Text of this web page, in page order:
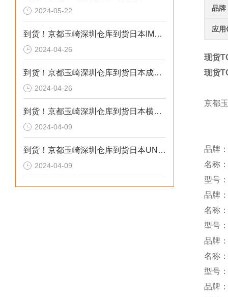
2024-05-22
到货！京都玉崎深圳仓库到货日本IMADA 推拉力计 DST-20N
2024-04-26
到货！京都玉崎深圳仓库到货日本成茂锻针仪MF2
2024-04-26
到货！京都玉崎深圳仓库到货日本横河 电导率仪传感器 SC8SG-R31-T-305-P1-A
2024-04-09
到货！京都玉崎深圳仓库到货日本UNITTA音波式皮带张力计U-550替换U-508
2024-04-09
品牌
应用
现货
现货
京都
品牌
名称
型号
品牌
名称
型号
品牌
名称
型号
品牌